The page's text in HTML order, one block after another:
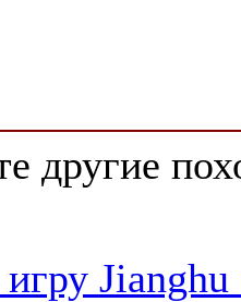
другие
игру